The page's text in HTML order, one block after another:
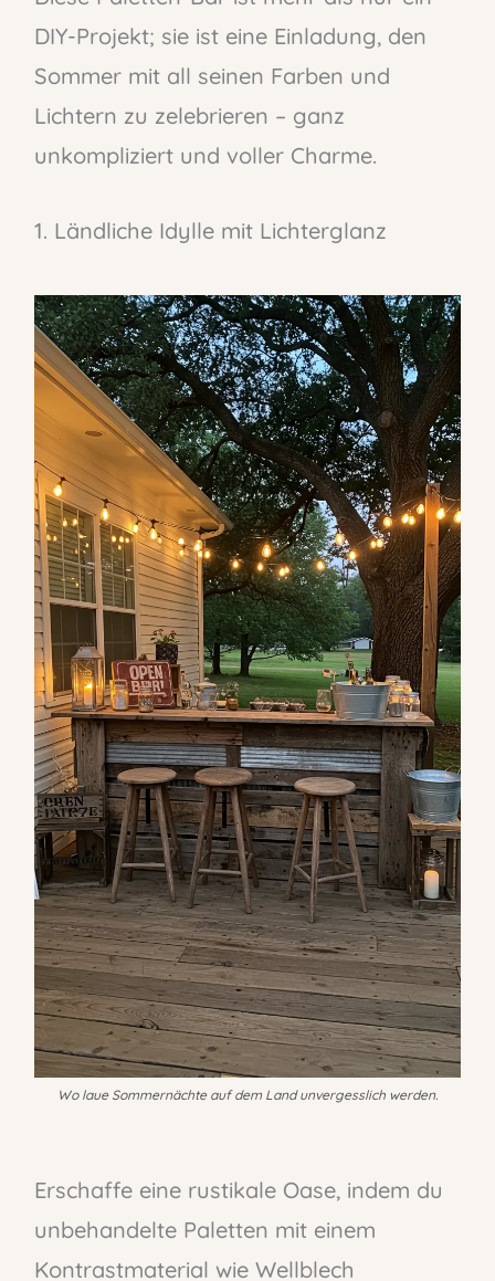
DIY-Projekt; sie ist eine Einladung, den
Sommer mit all seinen Farben und
Lichtern zu zelebrieren – ganz
unkompliziert und voller Charme.
1. Ländliche Idylle mit Lichterglanz
Wo laue Sommernächte auf dem Land unvergesslich werden.
Erschaffe eine rustikale Oase, indem du
unbehandelte Paletten mit einem
Kontrastmaterial wie Wellblech